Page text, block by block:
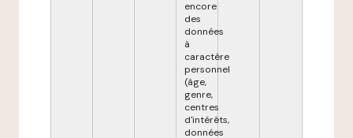
encore
des
données
à
caractère
personnel
(âge,
genre,
centres
d'intérêts,
données